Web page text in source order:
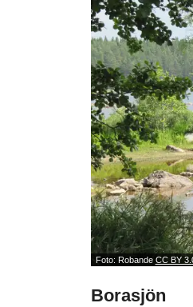
Foto: Robande CC BY
Borasjön